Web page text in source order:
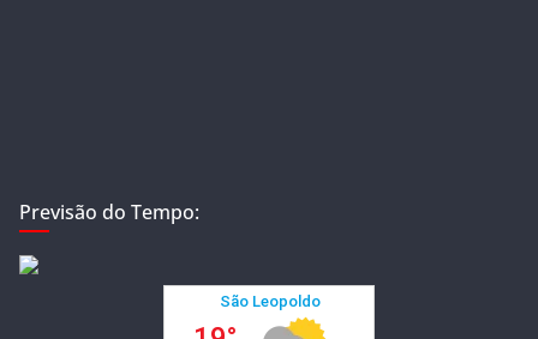
Previsão do Tempo: